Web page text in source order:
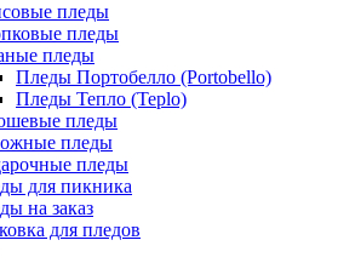
пледы
пледы
пледы
Пледы Портобелло (Portobello)
Пледы Тепло (Teplo)
пледы
пледы
пледы
для пикника
на заказ
для пледов